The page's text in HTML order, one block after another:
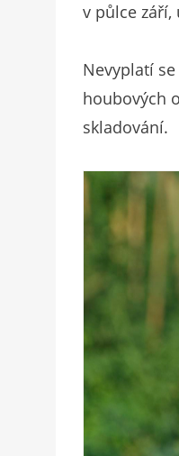
v půlce
Nevyplatí
houbových
skladování.